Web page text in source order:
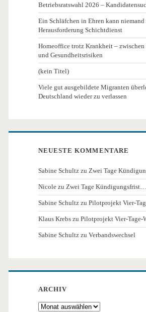
Betriebsratswahl 2026 –
Ein Schläfchen in Ehren kann niemand
Herausforderung Schichtdienst
Homeoffice trotz Krankheit –
und Gesundheitsrisiken
(kein Titel)
Viele gut ausgebildete Migranten
Deutschland wieder zu verlassen
NEUESTE KOMMENTARE
Sabine Schultz zuZwei Tage
Nicole zuZwei Tage Kündigungsfrist…
Sabine Schultz zuPilotprojekt Vier-
Klaus Krebs zuPilotprojekt Vier-Tage-
Sabine Schultz zuVerbandswechsel
ARCHIV
Archiv